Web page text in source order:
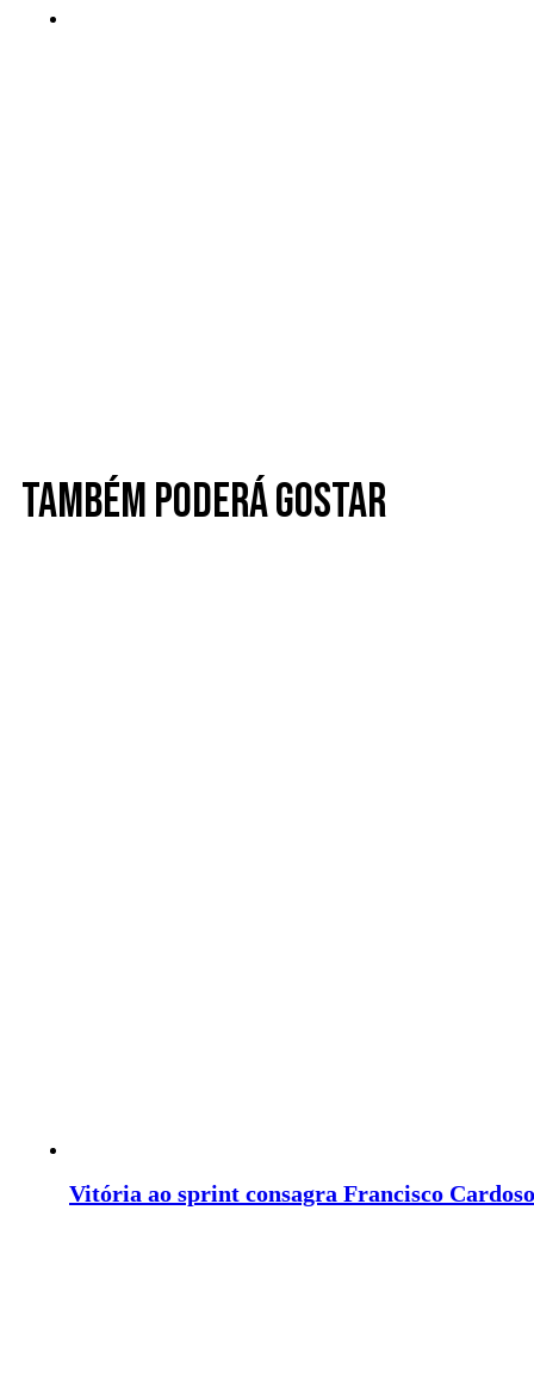
Também poderá gostar
Vitória ao sprint consagra Francisco